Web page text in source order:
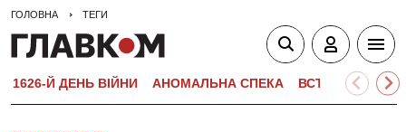
ГОЛОВНА ТЕГИ
1626-Й ДЕНЬ ВІЙНИ АНОМАЛЬНА СПЕКА ВСТУПНА